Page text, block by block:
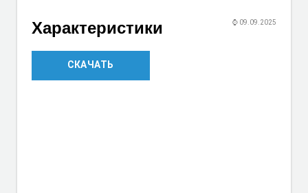
⌚ 09.09.2025
Характеристики
СКАЧАТЬ